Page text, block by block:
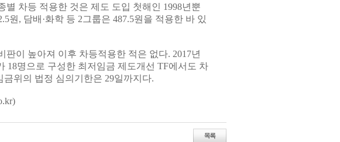
차등 적용한 것은 제도 도입 첫해인 1998년뿐
원, 담배·화학 등 2그룹은 487.5원을 적용한 바 있
이 높아져 이후 차등적용한 적은 없다. 2017년
18명으로 구성한 최저임금 제도개선 TF에서도 차
위의 법정 심의기한은 29일까지다.